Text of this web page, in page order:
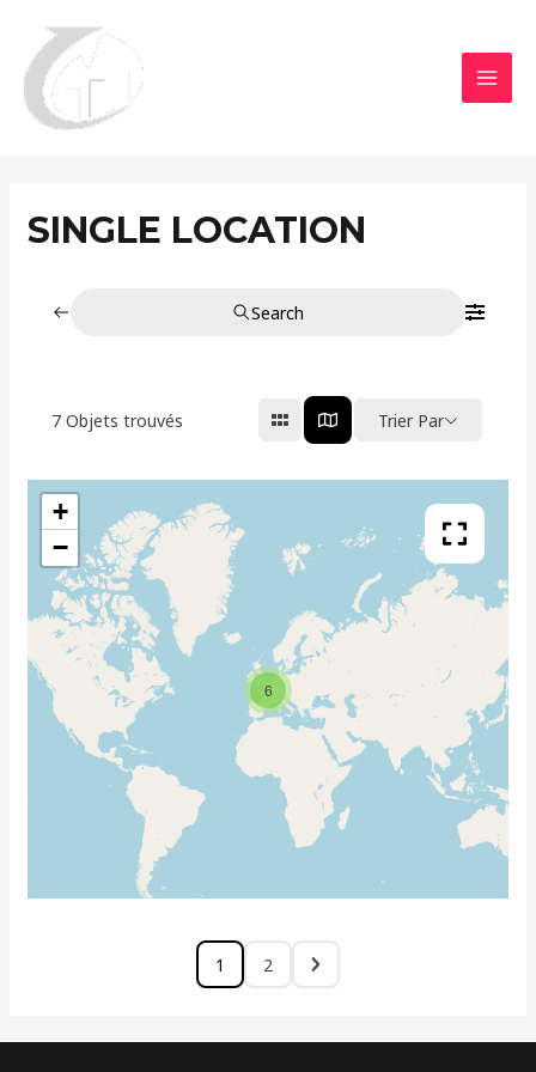
contenu
SINGLE LOCATION
Search
7 Objets trouvés Trier Par
6
+
−
1 2